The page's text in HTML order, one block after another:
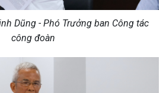
Dũng - Phó Trưởng ban Công tác
công đoàn